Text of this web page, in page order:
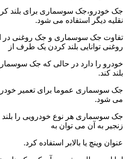
جک خودرو،جک سوسماری برای بلند
نقلیه دیگر استفاده می شود.
تفاوت جک سوسماری و جک روغنی در
روغنی توانایی بلند کردن یک طرف از
خودرو را دارد در حالی که جک
بلند کند.
جک سوسماری عموما برای تعمیر
می شود.
جک سوسماری هر نوع خودرویی را بلند
زنجیر به آن می توان به
عنوان وینچ یا بالابر استفاده کرد.